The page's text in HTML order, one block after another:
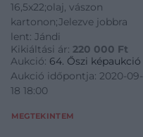
16,5x22;olaj, vászon
kartonon;Jelezve jobbra
lent: Jándi
Kikiáltási ár: 220 000 Ft
Aukció: 64. Őszi képaukció
Aukció időpontja: 2020-09-
18 18:00
MEGTEKINTEM